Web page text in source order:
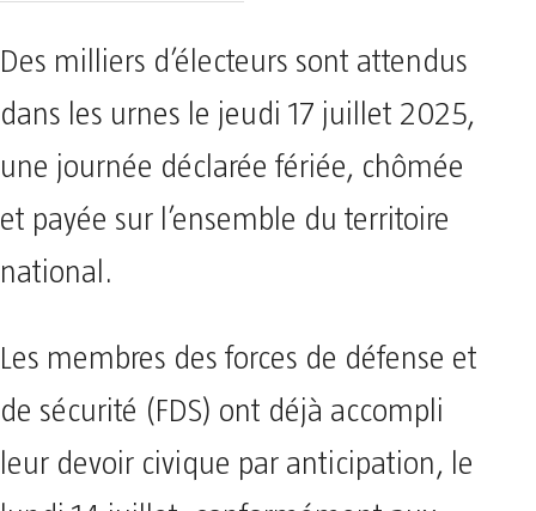
Des milliers d’électeurs sont attendus
dans les urnes le jeudi 17 juillet 2025,
une journée déclarée fériée, chômée
et payée sur l’ensemble du territoire
national.
Les membres des forces de défense et
de sécurité (FDS) ont déjà accompli
leur devoir civique par anticipation, le